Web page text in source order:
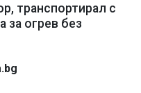
транспортирал с
за огрев без